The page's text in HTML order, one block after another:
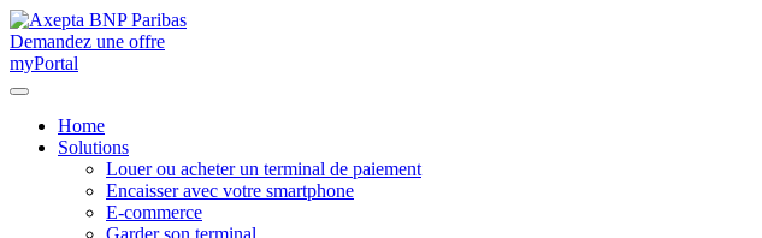
Demandez une offre
myPortal
Home
Solutions
Louer ou acheter un terminal de paiement
Encaisser avec votre smartphone
E-commerce
Garder son terminal